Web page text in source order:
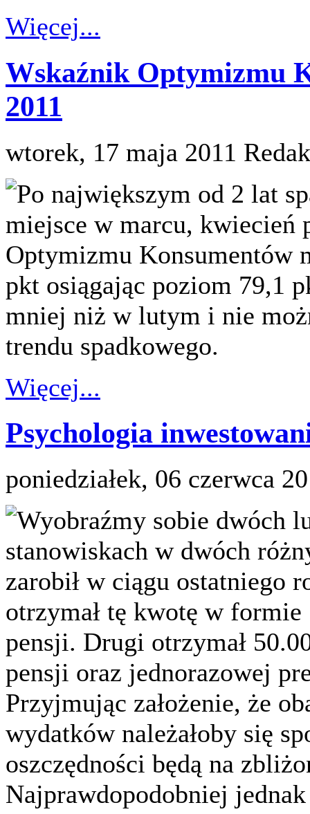
Więcej...
Wskaźnik Optymizmu
2011
wtorek, 17 maja 2011
Po największym od 2 lat
miejsce w marcu, kwiecień
Optymizmu Konsumentów
pkt osiągając poziom 79,1
mniej niż w lutym i nie
trendu spadkowego.
Więcej...
Psychologia
poniedziałek, 06 czerwca
Wyobraźmy sobie dwóch
stanowiskach w dwóch
zarobił w ciągu ostatniego
otrzymał tę kwotę w
pensji. Drugi otrzymał
pensji oraz jednorazowej
Przyjmując założenie, że
wydatków należałoby się
oszczędności będą na
Najprawdopodobniej